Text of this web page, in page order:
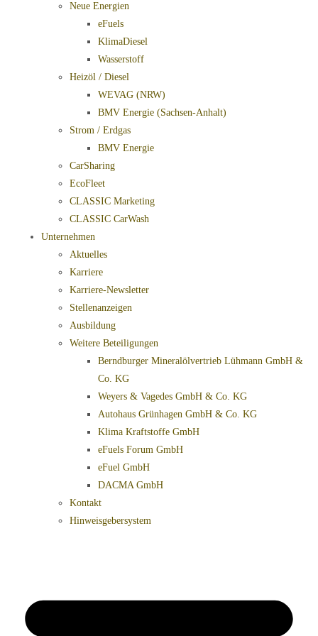
Neue Energien
eFuels
KlimaDiesel
Wasserstoff
Heizöl / Diesel
WEVAG (NRW)
BMV Energie (Sachsen-Anhalt)
Strom / Erdgas
BMV Energie
CarSharing
EcoFleet
CLASSIC Marketing
CLASSIC CarWash
Unternehmen
Aktuelles
Karriere
Karriere-Newsletter
Stellenanzeigen
Ausbildung
Weitere Beteiligungen
Berndburger Mineralölvertrieb Lühmann GmbH &
Co. KG
Weyers & Vagedes GmbH & Co. KG
Autohaus Grünhagen GmbH & Co. KG
Klima Kraftstoffe GmbH
eFuels Forum GmbH
eFuel GmbH
DACMA GmbH
Kontakt
Hinweisgebersystem